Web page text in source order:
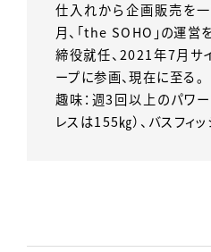
仕入れから企画販売を
月、「the SOHO」の運営
締役就任、2021年7月サ
ープに参画、現在に至る。
趣味：週3回以上のパワー
レスは155㎏）、バスフィ